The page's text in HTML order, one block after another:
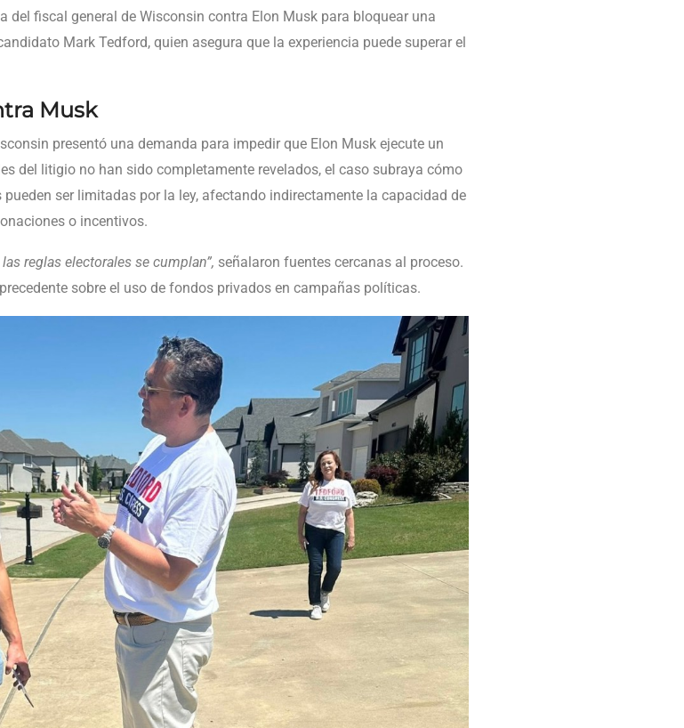
del fiscal general de Wisconsin contra Elon Musk para bloquear una
Mark Tedford, quien asegura que la experiencia puede superar el
Musk
presentó una demanda para impedir que Elon Musk ejecute un
del litigio no han sido completamente revelados, el caso subraya cómo
ser limitadas por la ley, afectando indirectamente la capacidad de
o incentivos.
reglas electorales se cumplan”, señalaron fuentes cercanas al proceso.
sobre el uso de fondos privados en campañas políticas.